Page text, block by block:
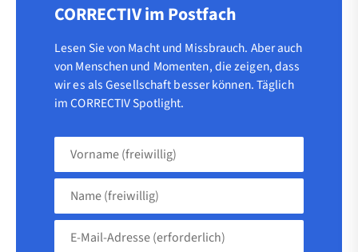
CORRECTIV im Postfach
Lesen Sie von Macht und Missbrauch. Aber auch
von Menschen und Momenten, die zeigen, dass
wir es als Gesellschaft besser können. Täglich
im CORRECTIV Spotlight.
Vorname
Name
(freiwillig)